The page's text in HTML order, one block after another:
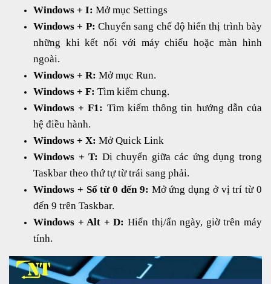
Windows + I: Mở mục Settings
Windows + P: Chuyển sang chế độ hiển thị trình bày
những khi kết nối với máy chiếu hoặc màn hình
ngoài.
Windows + R: Mở mục Run.
Windows + F: Tìm kiếm chung.
Windows + F1: Tìm kiếm thông tin hướng dẫn của
hệ điều hành.
Windows + X: Mở Quick Link
Windows + T: Di chuyển giữa các ứng dụng trong
Taskbar theo thứ tự từ trái sang phải.
Windows + Số từ 0 đến 9: Mở ứng dụng ở vị trí từ 0
đến 9 trên Taskbar.
Windows + Alt + D: Hiển thị/ẩn ngày, giờ trên máy
tính.